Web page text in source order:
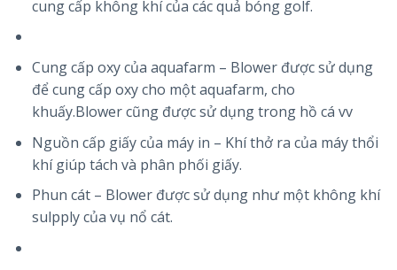
cung cấp không khí của các quả bóng golf.
Cung cấp oxy của aquafarm – Blower được sử dụng
để cung cấp oxy cho một aquafarm, cho
khuấy.Blower cũng được sử dụng trong hồ cá vv
Nguồn cấp giấy của máy in – Khí thở ra của máy thổi
khí giúp tách và phân phối giấy.
Phun cát – Blower được sử dụng như một không khí
sulpply của vụ nổ cát.